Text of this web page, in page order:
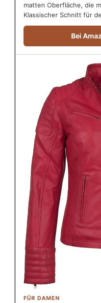
matten Oberfläche, die
Klassischer Schnitt für
Bei
FÜR DAMEN